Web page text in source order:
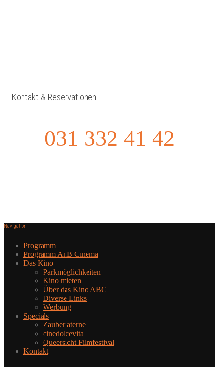
Kontakt & Reservationen
031 332 41 42
Navigation
Programm
Programm AnB Cinema
Das Kino
Parkmöglichkeiten
Kino mieten
Über das Kino ABC
Diverse Links
Werbung
Specials
Zauberlaterne
cinedolcevita
Queersicht Filmfestival
Kontakt